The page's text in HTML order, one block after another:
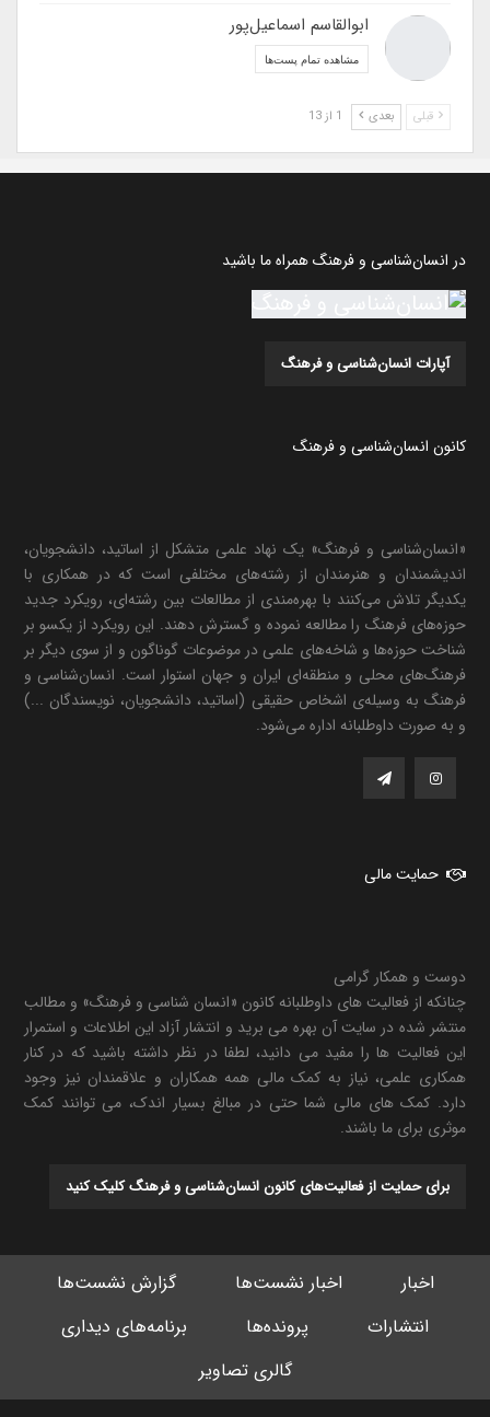
ابوالقاسم اسماعیل‌پور
مشاهده تمام پست‌ها
قبلی بعدی
در انسان‌شناسی و فرهنگ همراه ما باشید
آپارات انسان‌شناسی و فرهنگ
کانون انسان‌شناسی و فرهنگ
«انسان‌شناسی و فرهنگ» یک نهاد علمی متشکل از اساتید، دانشجویان،
اندیشمندان و هنرمندان از رشته‌های مختلفی است که در همکاری با
یکدیگر تلاش می‌کنند با بهره‌مندی از مطالعات بین رشته‌ای، رویکرد جدید
حوزه‌های فرهنگ را مطالعه نموده و گسترش دهند. این رویکرد از یکسو بر
شناخت حوزه‌ها و شاخه‌های علمی در موضوعات گوناگون و از سوی دیگر بر
فرهنگ‌های محلی و منطقه‌ای ایران و جهان استوار است. انسان‌شناسی و
فرهنگ به وسیله‌ی اشخاص حقیقی (اساتید، دانشجویان، نویسندگان ...)
و به صورت داوطلبانه اداره می‌شود.
حمایت مالی
دوست و همکار گرامی
چنانکه از فعالیت های داوطلبانه کانون «انسان شناسی و فرهنگ» و مطالب
منتشر شده در سایت آن بهره می برید و انتشار آزاد این اطلاعات و استمرار
این فعالیت ها را مفید می دانید، لطفا در نظر داشته باشید که در کنار
همکاری علمی، نیاز به کمک مالی همه همکاران و علاقمندان نیز وجود
دارد. کمک های مالی شما حتی در مبالغ بسیار اندک، می توانند کمک
موثری برای ما باشند.
برای حمایت از فعالیت‌های کانون انسان‌شناسی و فرهنگ کلیک کنید
اخبار اخبار نشست‌ها
گزارش نشست‌ها
انتشارات
پرونده‌ها
برنامه‌های دیداری
گالری تصاویر